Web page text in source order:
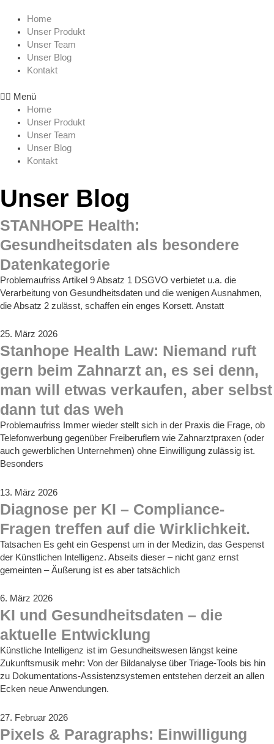
Inhalt
springen
Home
Unser Produkt
Unser Team
Unser Blog
Kontakt
Menü
Home
Unser Produkt
Unser Team
Unser Blog
Kontakt
Unser Blog
STANHOPE Health:
Gesundheitsdaten als besondere
Datenkategorie
Problemaufriss Artikel 9 Absatz 1 DSGVO verbietet u.a. die
Verarbeitung von Gesundheitsdaten und die wenigen Ausnahmen,
die Absatz 2 zulässt, schaffen ein enges Korsett. Anstatt
25. März 2026
Stanhope Health Law: Niemand ruft
gern beim Zahnarzt an, es sei denn,
man will etwas verkaufen, aber selbst
dann tut das weh
Problemaufriss Immer wieder stellt sich in der Praxis die Frage, ob
Telefonwerbung gegenüber Freiberuflern wie Zahnarztpraxen (oder
auch gewerblichen Unternehmen) ohne Einwilligung zulässig ist.
Besonders
13. März 2026
Diagnose per KI – Compliance-
Fragen treffen auf die Wirklichkeit.
Tatsachen Es geht ein Gespenst um in der Medizin, das Gespenst
der Künstlichen Intelligenz. Abseits dieser – nicht ganz ernst
gemeinten – Äußerung ist es aber tatsächlich
6. März 2026
KI und Gesundheitsdaten – die
aktuelle Entwicklung
Künstliche Intelligenz ist im Gesundheitswesen längst keine
Zukunftsmusik mehr: Von der Bildanalyse über Triage‑Tools bis hin
zu Dokumentations‑Assistenzsystemen entstehen derzeit an allen
Ecken neue Anwendungen.
27. Februar 2026
Pixels & Paragraphs: Einwilligung